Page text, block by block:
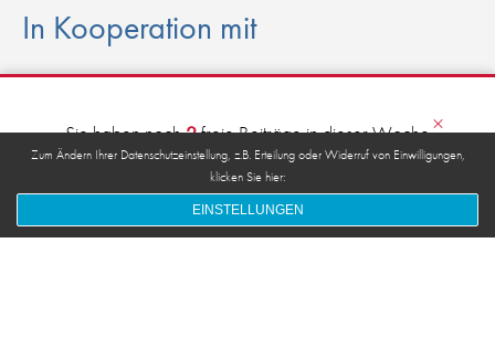
In Kooperation mit
© 2026 kulturkanal.sh
Zum Ändern Ihrer Datenschutzeinstellung, z.B. Erteilung oder Widerruf von Einwilligungen,
klicken Sie hier:
EINSTELLUNGEN
Sie haben noch2freie Beiträge in dieser Woche
übrig.
kostenfrei registrieren
×